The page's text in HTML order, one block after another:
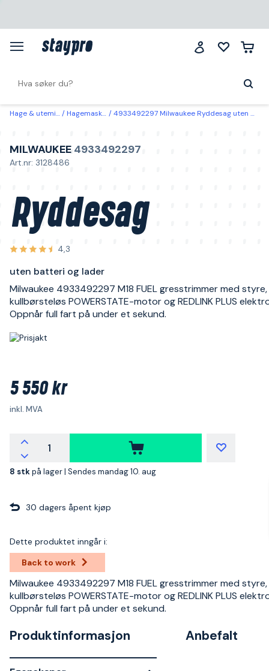
Hage & utemiljø Hagemaskiner 4933492297 Milwaukee Ryddesag uten batteri og lader
MILWAUKEE 4933492297
Art.nr: 3128486
Ryddesag
4,3
uten batteri og lader
Milwaukee 4933492297 M18 FUEL gresstrimmer med styre,
kullbørsteløs POWERSTATE-motor og REDLINK PLUS
Oppnår full fart på under et sekund.
5 550 kr
inkl. MVA
8 stkpå lager | Sendes mandag 10. aug
30 dagers åpent kjøp
Dette produktet inngår i:
Back to work
Milwaukee 4933492297 M18 FUEL gresstrimmer med styre,
kullbørsteløs POWERSTATE-motor og REDLINK PLUS
Oppnår full fart på under et sekund.
Produktinformasjon Anbefalt